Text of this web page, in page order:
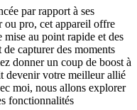
par rapport à ses
ou pro, cet appareil offre
au point rapide et des
capturer des moments
donner un coup de boost à
devenir votre meilleur allié
moi, nous allons explorer
fonctionnalités